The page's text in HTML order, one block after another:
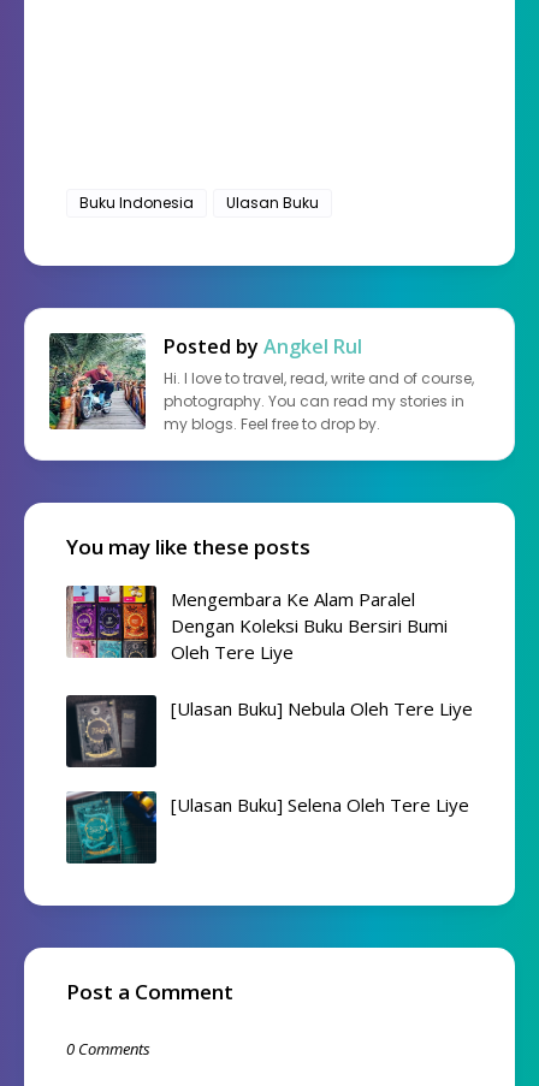
Buku Indonesia Ulasan Buku
Posted by Angkel Rul
Hi. I love to travel, read, write and of course,
photography. You can read my stories in
my blogs. Feel free to drop by.
You may like these posts
Mengembara Ke Alam Paralel
Dengan Koleksi Buku Bersiri Bumi
Oleh Tere Liye
[Ulasan Buku] Nebula Oleh Tere Liye
[Ulasan Buku] Selena Oleh Tere Liye
Post a Comment
0 Comments